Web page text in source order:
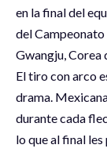
en la final del
del
Gwangju, Corea
El tiro con arco
drama.
durante cada
lo que al final